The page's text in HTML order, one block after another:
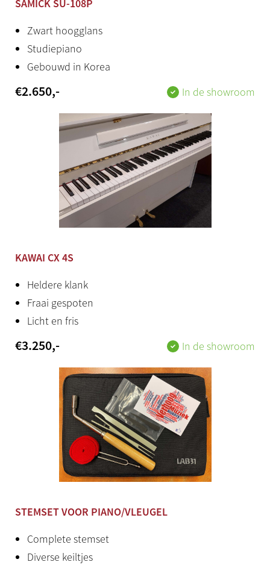
Productstatus
Tweedehands
Herkomst
SAMICK SU-108P
Zwart hoogglans
Studiepiano
Gebouwd in Korea
€2.650,- In de showroom
KAWAI CX 4S
Heldere klank
Fraai gespoten
Licht en fris
€3.250,- In de showroom
STEMSET VOOR PIANO/VLEUGEL
Complete stemset
Diverse keiltjes